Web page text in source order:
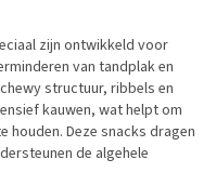
zijn ontwikkeld voor
van tandplak en
structuur, ribbels en
kauwen, wat helpt om
houden. Deze snacks dragen
de algehele